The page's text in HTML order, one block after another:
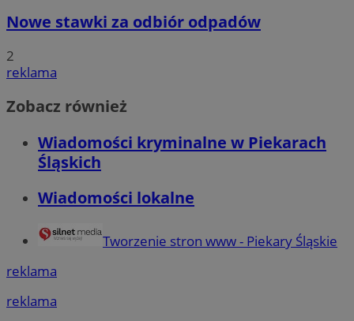
Nowe stawki za odbiór odpadów
2
reklama
Zobacz również
Wiadomości kryminalne w Piekarach
Śląskich
Wiadomości lokalne
Tworzenie stron www - Piekary Śląskie
reklama
reklama